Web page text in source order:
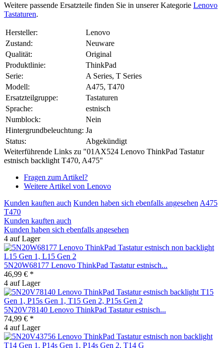
Weitere passende Ersatzteile finden Sie in unserer Kategorie Lenovo
Tastaturen.
Hersteller:
Lenovo
Zustand:
Neuware
Qualität:
Original
Produktlinie:
ThinkPad
Serie:
A Series, T Series
Modell:
A475, T470
Ersatzteilgruppe:
Tastaturen
Sprache:
estnisch
Numblock:
Nein
Hintergrundbeleuchtung: Ja
Status:
Abgekündigt
Weiterführende Links zu "01AX524 Lenovo ThinkPad Tastatur
estnisch backlight T470, A475"
Fragen zum Artikel?
Weitere Artikel von Lenovo
Kunden kauften auch Kunden haben sich ebenfalls angesehen A475
T470
Kunden kauften auch
Kunden haben sich ebenfalls angesehen
4 auf Lager
5N20W68177 Lenovo ThinkPad Tastatur estnisch...
46,99 € *
4 auf Lager
5N20V78140 Lenovo ThinkPad Tastatur estnisch...
74,99 € *
4 auf Lager